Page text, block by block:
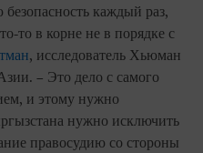
безопасность каждый раз,
то в корне не в порядке с
, исследователь Хьюман
– Это дело с самого
и этому нужно
нужно исключить
правосудию со стороны